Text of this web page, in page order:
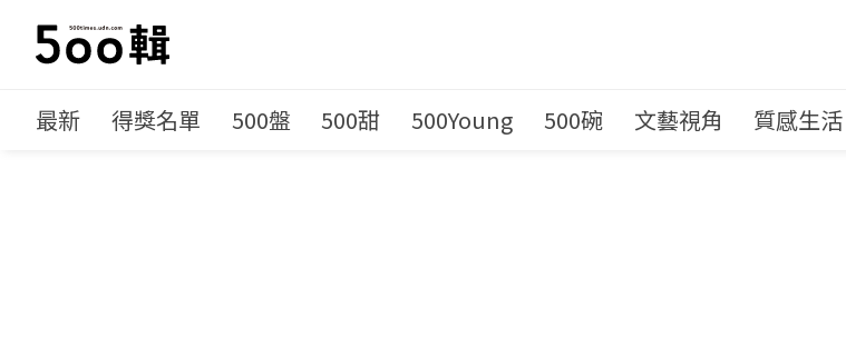
最新 得獎名單 500盤 500甜 500Young 500碗 文藝視角 質感生活